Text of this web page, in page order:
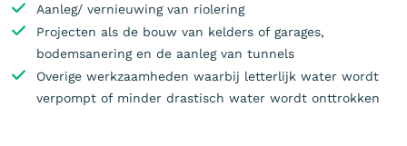
Aanleg/ vernieuwing van riolering
Projecten als de bouw van kelders of garages,
bodemsanering en de aanleg van tunnels
Overige werkzaamheden waarbij letterlijk water wordt
verpompt of minder drastisch water wordt onttrokken